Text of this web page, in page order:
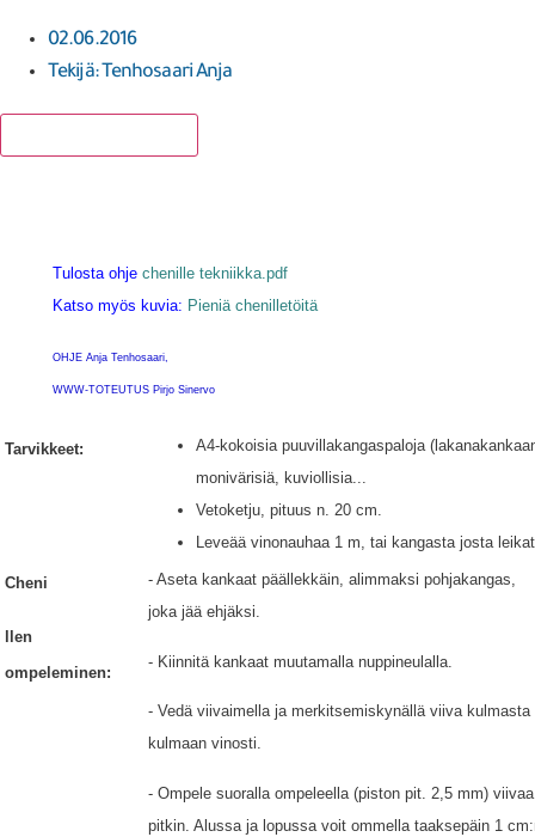
02.06.2016
Tekijä:Tenhosaari Anja
Tulosta ohje chenille tekniikka.pdf
Katso myös kuvia: Pieniä chenilletöitä
OHJE Anja Tenhosaari,
WWW-TOTEUTUS Pirjo Sinervo
Tarvikkeet:
A4-kokoisia puuvillakangaspaloja
monivärisiä, kuviollisia...
Vetoketju, pituus n. 20 cm.
Leveää vinonauhaa 1 m, tai kangasta josta
Cheni
llen
ompeleminen:
- Aseta kankaat päällekkäin, alimmaksi pohjakangas,
joka jää ehjäksi.
- Kiinnitä kankaat muutamalla nuppineulalla.
- Vedä viivaimella ja merkitsemiskynällä viiva kulmasta
kulmaan vinosti.
- Ompele suoralla ompeleella (piston pit. 2,5 mm) viivaa
pitkin. Alussa ja lopussa voit ommella taaksepäin 1